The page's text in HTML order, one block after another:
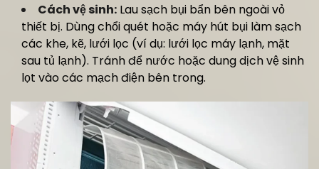
Cách vệ sinh: Lau sạch bụi bẩn bên ngoài vỏ
thiết bị. Dùng chổi quét hoặc máy hút bụi làm sạch
các khe, kẽ, lưới lọc (ví dụ: lưới lọc máy lạnh, mặt
sau tủ lạnh). Tránh để nước hoặc dung dịch vệ sinh
lọt vào các mạch điện bên trong.